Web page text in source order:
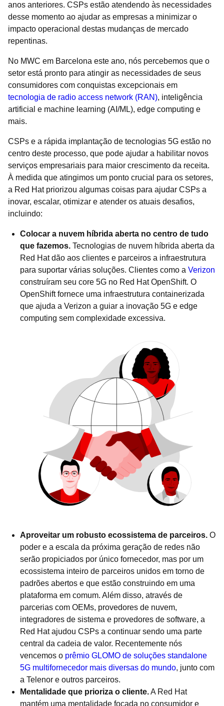
anos anteriores. CSPs estão atendendo às necessidades
desse momento ao ajudar as empresas a minimizar o
impacto operacional destas mudanças de mercado
repentinas.
No MWC em Barcelona este ano, nós percebemos que o
setor está pronto para atingir as necessidades de seus
consumidores com conquistas excepcionais em
tecnologia de radio access network (RAN), inteligência
artificial e machine learning (AI/ML), edge computing e
mais.
CSPs e a rápida implantação de tecnologias 5G estão no
centro deste processo, que pode ajudar a habilitar novos
serviços empresariais para maior crescimento da receita.
À medida que atingimos um ponto crucial para os setores,
a Red Hat priorizou algumas coisas para ajudar CSPs a
inovar, escalar, otimizar e atender os atuais desafios,
incluindo:
Colocar a nuvem híbrida aberta no centro de tudo
que fazemos. Tecnologias de nuvem híbrida aberta da
Red Hat dão aos clientes e parceiros a infraestrutura
para suportar várias soluções. Clientes como a Verizon
construíram seu core 5G no Red Hat OpenShift. O
OpenShift fornece uma infraestrutura containerizada
que ajuda a Verizon a guiar a inovação 5G e edge
computing sem complexidade excessiva.
Aproveitar um robusto ecossistema de parceiros. O
poder e a escala da próxima geração de redes não
serão propiciados por único fornecedor, mas por um
ecossistema inteiro de parceiros unidos em torno de
padrões abertos e que estão construindo em uma
plataforma em comum. Além disso, através de
parcerias com OEMs, provedores de nuvem,
integradores de sistema e provedores de software, a
Red Hat ajudou CSPs a continuar sendo uma parte
central da cadeia de valor. Recentemente nós
vencemos o prêmio GLOMO de soluções standalone
5G multifornecedor mais diversas do mundo, junto com
a Telenor e outros parceiros.
Mentalidade que prioriza o cliente.A Red Hat
mantém uma mentalidade focada no consumidor e